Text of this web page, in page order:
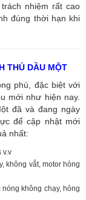
nhiệm rất cao
đúng thời hạn khi
THỦ DẦU MỘT
phú, đặc biệt với
mới như hiện nay.
đã và đang ngày
để cập nhật mới
nhất:
v.v
không vắt, motor hỏng
không chạy, hỏng